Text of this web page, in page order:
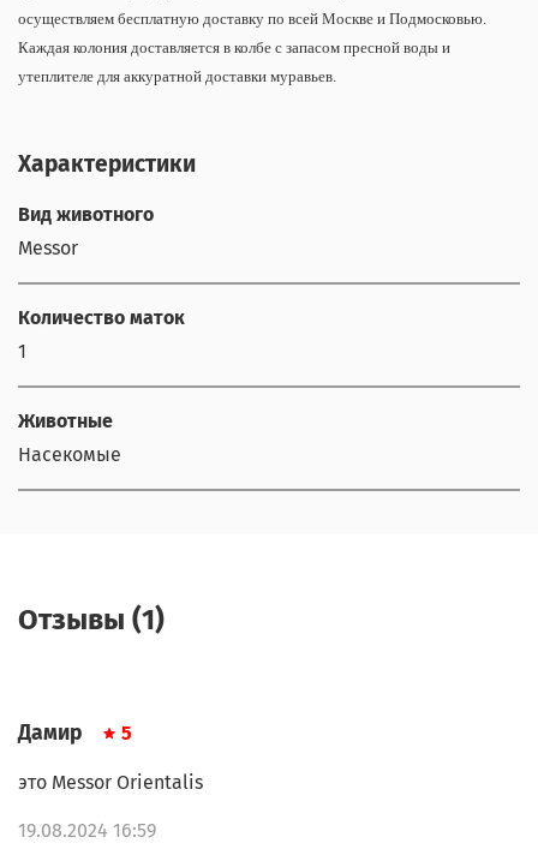
осуществляем бесплатную доставку по всей Москве и Подмосковью.
Каждая колония доставляется в колбе с запасом пресной воды и
утеплителе для аккуратной доставки муравьев.
Характеристики
Вид животного
Messor
Количество маток
1
Животные
Насекомые
Отзывы (1)
Дамир 5
это Messor Orientalis
19.08.2024 16:59